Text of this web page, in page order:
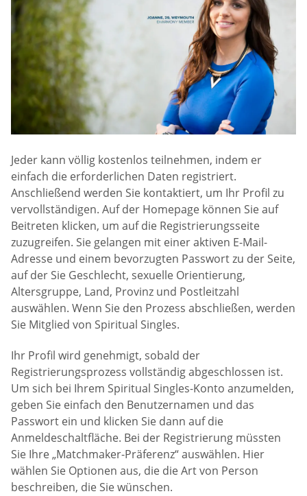
Jeder kann völlig kostenlos teilnehmen, indem er
einfach die erforderlichen Daten registriert.
Anschließend werden Sie kontaktiert, um Ihr Profil zu
vervollständigen. Auf der Homepage können Sie auf
Beitreten klicken, um auf die Registrierungsseite
zuzugreifen. Sie gelangen mit einer aktiven E-Mail-
Adresse und einem bevorzugten Passwort zu der Seite,
auf der Sie Geschlecht, sexuelle Orientierung,
Altersgruppe, Land, Provinz und Postleitzahl
auswählen. Wenn Sie den Prozess abschließen, werden
Sie Mitglied von Spiritual Singles.
Ihr Profil wird genehmigt, sobald der
Registrierungsprozess vollständig abgeschlossen ist.
Um sich bei Ihrem Spiritual Singles-Konto anzumelden,
geben Sie einfach den Benutzernamen und das
Passwort ein und klicken Sie dann auf die
Anmeldeschaltfläche. Bei der Registrierung müssten
Sie Ihre „Matchmaker-Präferenz“ auswählen. Hier
wählen Sie Optionen aus, die die Art von Person
beschreiben, die Sie wünschen.